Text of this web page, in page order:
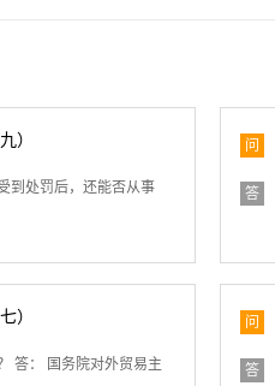
）
到处罚后，还能否从事
问
答
）
答： 国务院对外贸易主
问
答